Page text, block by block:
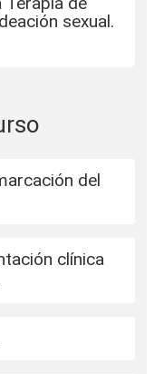
sexual.
del
clínica